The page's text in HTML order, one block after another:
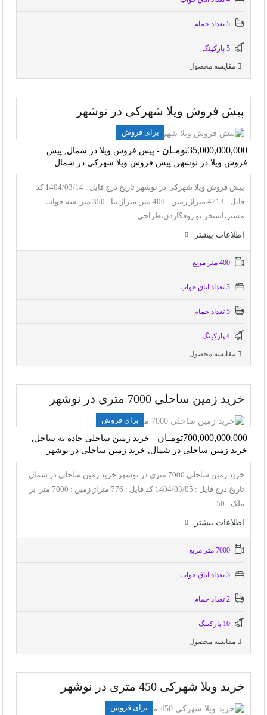
مقایسه محصول
پیش فروش ویلا شهرکی در نوشهر
برای فروش
35,000,000,000تومـان
- پیش فروش ویلا در شمال, پیش
فروش ویلا در نوشهر, پیش فروش ویلا شهرکی در شمال
پیش فروش ویلا شهرکی در نوشهر تاریخ درج فایل : 1404/03/14 کد
فایل : 4713 متراژ زمین : 400 متر متراژ بنا : 350 متر سه خواب
مستر،استخر تو روفگاردن،طراحی…
اطلاعات بيشتر
مقایسه محصول
خرید زمین ساحلی 7000 متری در نوشهر
برای فروش
700,000,000,000تومـان
- خرید زمین ساحلی جاده به ساحل,
خرید زمین ساحلی در شمال, خرید زمین ساحلی در نوشهر
خرید زمین ساحلی 7000 متری در نوشهر خرید زمین ساحلی در شمال
تاریخ درج فایل : 1404/03/05 کد فایل : 776 متراژ زمین : 7000 متر بر
ملک : 50…
اطلاعات بيشتر
مقایسه محصول
خرید ویلا شهرکی 450 متری در نوشهر
برای فروش